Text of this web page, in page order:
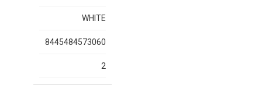
WHITE
8445484573060
2